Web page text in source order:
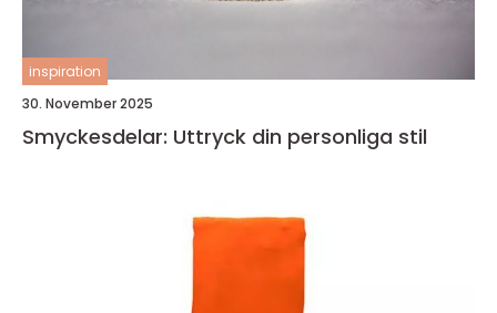
inspiration
30. November 2025
Smyckesdelar: Uttryck din personliga stil